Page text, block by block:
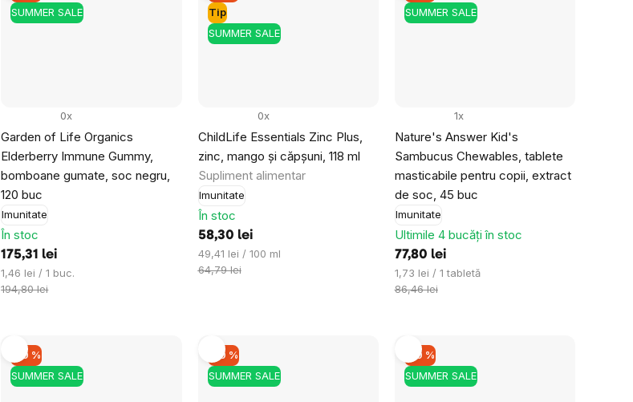
SUMMER SALE
Garden of Life Organics
Elderberry Immune Gummy,
bomboane gumate, soc negru,
120 buc
Imunitate
0x
În stoc
175,31 lei
Evaluare
preţ:
1,46 lei / 1 buc.
194,80 lei
Tip
SUMMER SALE
ChildLife Essentials Zinc Plus,
zinc, mango și căpșuni, 118 ml
Supliment alimentar
Imunitate
0x
În stoc
58,30 lei
Evaluare
preţ:
49,41 lei / 100 ml
64,79 lei
SUMMER SALE
Nature's Answer Kid's
Sambucus Chewables, tablete
masticabile pentru copii, extract
de soc, 45 buc
Imunitate
1x
Ultimile 4 bucăți în stoc
77,80 lei
Evaluare
preţ:
1,73 lei / 1 tabletă
86,46 lei
SUMMER SALE
–10 %
SUMMER SALE
–10 %
SUMMER SALE
–10 %